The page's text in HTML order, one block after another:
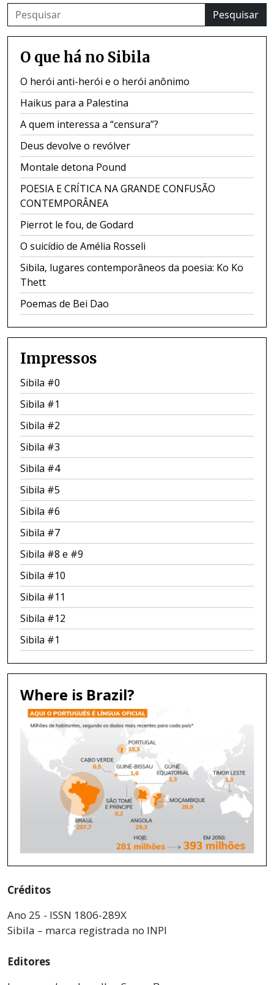
Pesquisar
O que há no Sibila
O herói anti-herói e o herói anônimo
Haikus para a Palestina
A quem interessa a “censura”?
Deus devolve o revólver
Montale detona Pound
POESIA E CRÍTICA NA GRANDE CONFUSÃO
CONTEMPORÂNEA
Pierrot le fou, de Godard
O suicídio de Amélia Rosseli
Sibila, lugares contemporâneos da poesia: Ko Ko
Thett
Poemas de Bei Dao
Impressos
Sibila #0
Sibila #1
Sibila #2
Sibila #3
Sibila #4
Sibila #5
Sibila #6
Sibila #7
Sibila #8 e #9
Sibila #10
Sibila #11
Sibila #12
Sibila #1
Where is Brazil?
Créditos
Ano 25 - ISSN 1806-289X
Sibila – marca registrada no INPI
Editores